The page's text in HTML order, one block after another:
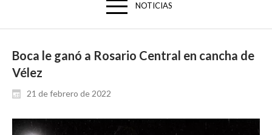
NOTICIAS
Boca le ganó a Rosario Central en cancha de
Vélez
21 de febrero de 2022